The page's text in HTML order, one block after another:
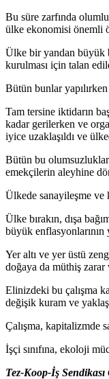
Bu süre zarfında
ülke ekonomisi önemli
Ülke bir yandan büyük
kurulması için talan
Bütün bunlar
Tam tersine iktidarın
kadar gerilerken ve
iyice uzaklaşıldı ve
Bütün bu
emekçilerin aleyhine
Ülkede sanayileşme ve
Ülke bırakın, dışa
büyük enflasyonlarının
Yer altı ve yer üstü
doğaya da müthiş zarar
Elinizdeki bu çalışma
değişik kuram ve
Çalışma, kapitalizmde
İşçi sınıfına, ekoloji
Tez-Koop-İş Sendikası